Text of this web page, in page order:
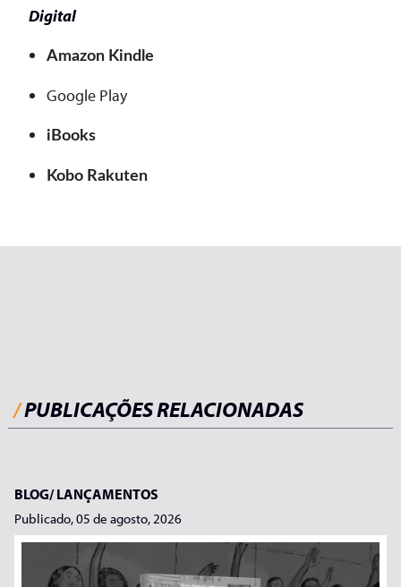
Digital
Amazon Kindle
Google Play
iBooks
Kobo Rakuten
/PUBLICAÇÕES RELACIONADAS
BLOG/LANÇAMENTOS
Publicado, 05 de agosto, 2026